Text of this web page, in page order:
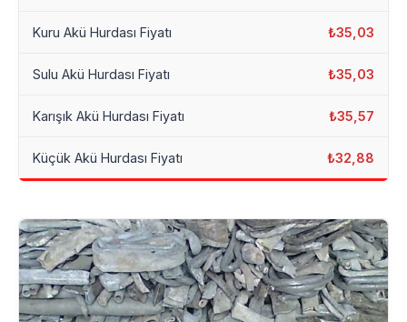
Kuru Akü Hurdası Fiyatı ₺35,03
Sulu Akü Hurdası Fiyatı ₺35,03
Karışık Akü Hurdası Fiyatı ₺35,57
Küçük Akü Hurdası Fiyatı ₺32,88